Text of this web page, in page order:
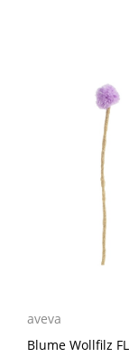
aveva
Blume Wollfilz